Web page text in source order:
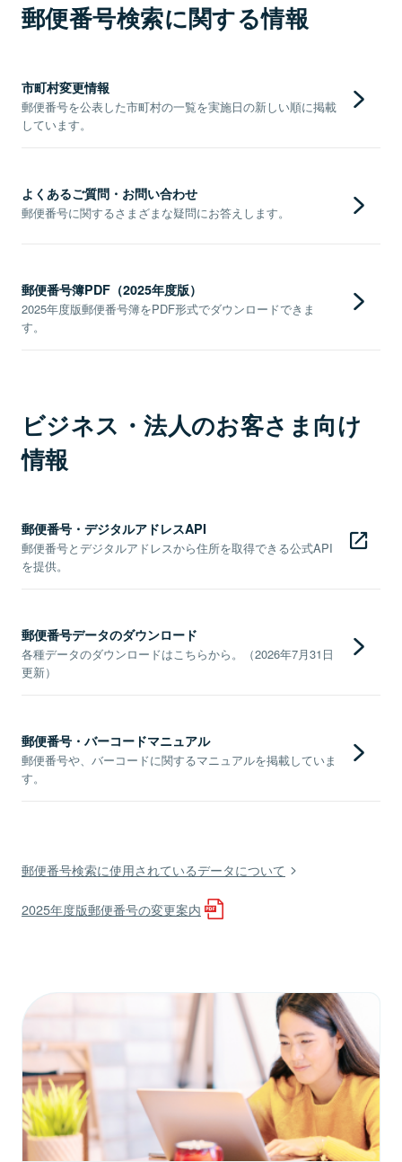
郵便番号検索に関する情報
市町村変更情報
郵便番号を公表した市町村の一覧を実施日の新しい順に掲載
しています。
よくあるご質問・お問い合わせ
郵便番号に関するさまざまな疑問にお答えします。
郵便番号簿PDF（2025年度版）
2025年度版郵便番号簿をPDF形式でダウンロードできま
す。
ビジネス・法人のお客さま向け
情報
郵便番号・デジタルアドレスAPI
郵便番号とデジタルアドレスから住所を取得できる公式API
を提供。
郵便番号データのダウンロード
各種データのダウンロードはこちらから。（2026年7月31日
更新）
郵便番号・バーコードマニュアル
郵便番号や、バーコードに関するマニュアルを掲載していま
す。
郵便番号検索に使用されているデータについて
2025年度版郵便番号の変更案内